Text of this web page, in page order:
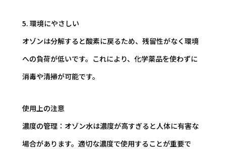
5. 環境にやさしい
オゾンは分解すると酸素に戻るため、残留性がなく環境
への負荷が低いです。これにより、化学薬品を使わずに
消毒や清掃が可能です。
使用上の注意
濃度の管理：オゾン水は濃度が高すぎると人体に有害な
場合があります。適切な濃度で使用することが重要で